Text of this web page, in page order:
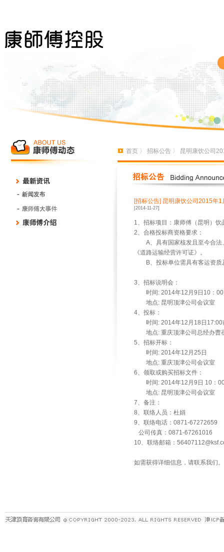
首页 〉 招标公告 〉 昆明康饮公司
[招标公告] 昆明康饮公司2015年
[2014-11-27]
1、招标项目：康师傅（昆明）
2、合格投标商资格要求：
A、具有国家核发且至今合法
《道路运输经营许可证》。
B、投标单位需具有客运资质
3、招标说明会：
时间: 2014年12月9日10：00
地点: 昆明顶津公司会议室
4、投标：
时间: 2014年12月18日17:00
地点: 重庆顶津公司总经办曹
5、招标开标：
时间: 2014年12月25日
地点: 重庆顶津公司会议室
6、领取或购买招标文件：
时间: 2014年12月9日 10：
地点: 昆明顶津公司会议室
7、备注：
8、联络人员：杜娟
9、联络电话：0871-67272659
公司传真：0871-67261016
10、联络邮箱：
如需获得详细信息，请联系我们。